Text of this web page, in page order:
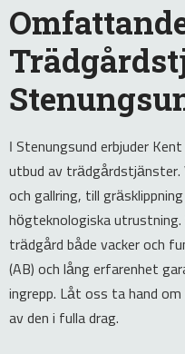
I Stenungsund erbjuder
utbud av
och gallring, till
högteknologiska
trädgård både vacker och
(AB) och lång erfarenhet
ingrepp. Låt oss ta hand
av den i fulla drag.